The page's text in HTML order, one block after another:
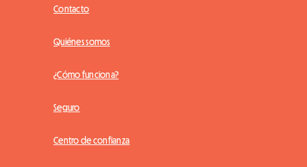
Contacto
Quiénes somos
¿Cómo funciona?
Seguro
Centro de confianza